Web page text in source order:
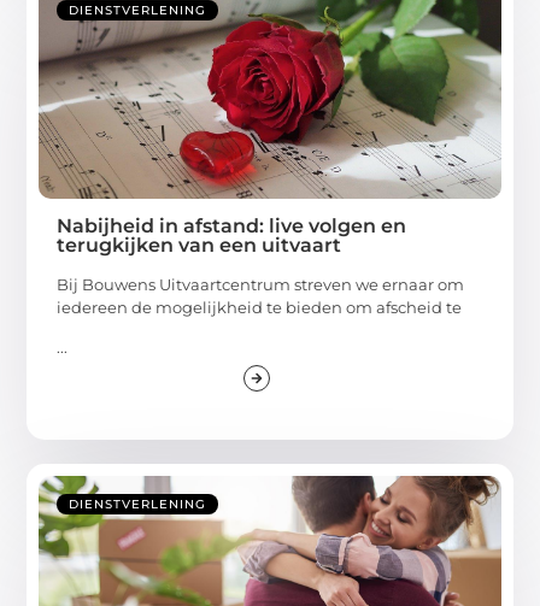
DIENSTVERLENING
Nabijheid in afstand: live volgen en
terugkijken van een uitvaart
Bij Bouwens Uitvaartcentrum streven we ernaar om
iedereen de mogelijkheid te bieden om afscheid te
...
DIENSTVERLENING